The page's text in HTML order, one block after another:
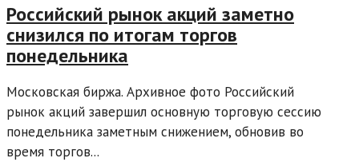
Российский рынок акций заметно
снизился по итогам торгов
понедельника
Московская биржа. Архивное фото Российский
рынок акций завершил основную торговую сессию
понедельника заметным снижением, обновив во
время торгов...